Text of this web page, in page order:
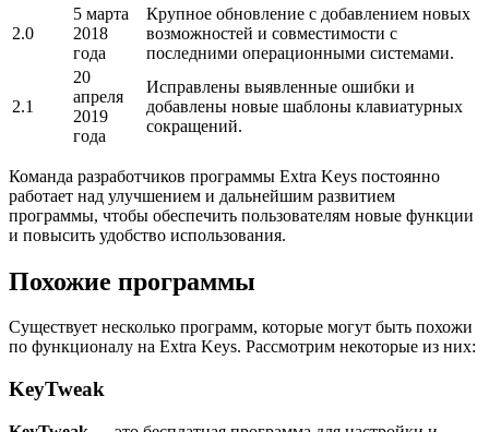
2.0
5 марта
2018
года
Крупное обновление с добавлением новых
возможностей и совместимости с
последними операционными системами.
2.1
20
апреля
2019
года
Исправлены выявленные ошибки и
добавлены новые шаблоны клавиатурных
сокращений.
Команда разработчиков программы Extra Keys постоянно
работает над улучшением и дальнейшим развитием
программы, чтобы обеспечить пользователям новые функции
и повысить удобство использования.
Похожие программы
Существует несколько программ, которые могут быть похожи
по функционалу на Extra Keys. Рассмотрим некоторые из них:
KeyTweak